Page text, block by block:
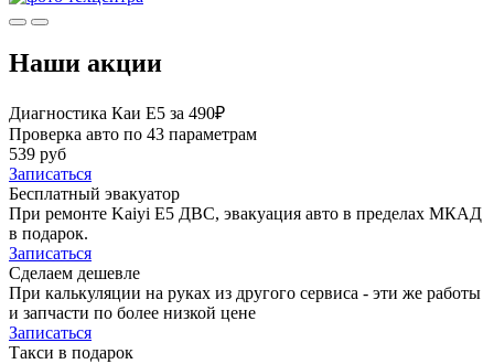
Наши акции
Диагностика Каи Е5 за 490₽
Проверка авто по 43 параметрам
539 руб
Записаться
Бесплатный эвакуатор
При ремонте Kaiyi E5 ДВС, эвакуация авто в пределах МКАД
в подарок.
Записаться
Сделаем дешевле
При калькуляции на руках из другого сервиса - эти же работы
и запчасти по более низкой цене
Записаться
Такси в подарок